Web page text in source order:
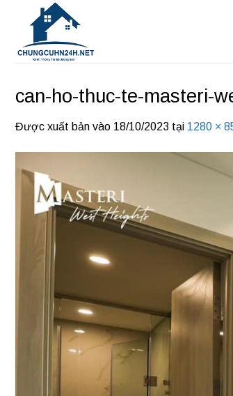
dung
can-ho-thuc-te-masteri-
Được xuất bản vào 18/10/2023 tại 1280 ×